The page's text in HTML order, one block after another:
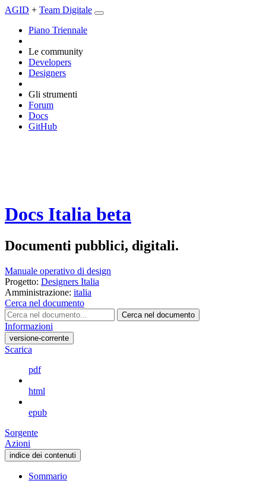
AGID + Team Digitale
Piano Triennale
Le community
Developers
Designers
Gli strumenti
Forum
Docs
GitHub
Docs Italia beta
Documenti pubblici, digitali.
Manuale operativo di design
Progetto: Designers Italia
Amministrazione: italia
Cerca nel documento
Cerca nel documento
Informazioni
versione-corrente
Scarica
pdf
html
epub
Sorgente
Azioni
indice dei contenuti
Sommario